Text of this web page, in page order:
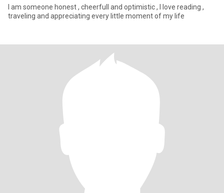
I am someone honest , cheerfull and optimistic , I love reading ,
traveling and appreciating every little moment of my life